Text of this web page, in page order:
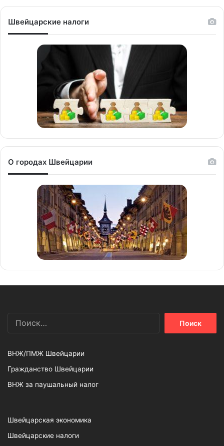
Швейцарские налоги
О городах Швейцарии
ВНЖ/ПМЖ Швейцарии
Гражданство Швейцарии
ВНЖ за паушальный налог
Швейцарская экономика
Швейцарские налоги